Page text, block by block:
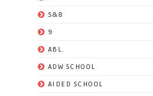
5&8
9
ABL.
ADW SCHOOL
AIDED SCHOOL